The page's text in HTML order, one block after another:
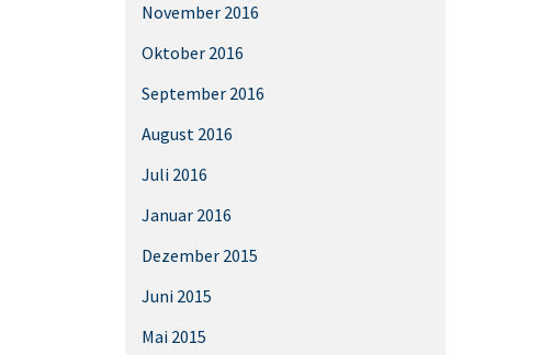
November 2016
Oktober 2016
September 2016
August 2016
Juli 2016
Januar 2016
Dezember 2015
Juni 2015
Mai 2015